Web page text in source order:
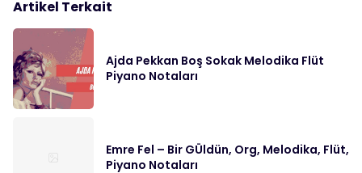
Artikel Terkait
Ajda Pekkan Boş Sokak Melodika Flüt
Piyano Notaları
Emre Fel – Bir GÜldün, Org, Melodika, Flüt,
Piyano Notaları